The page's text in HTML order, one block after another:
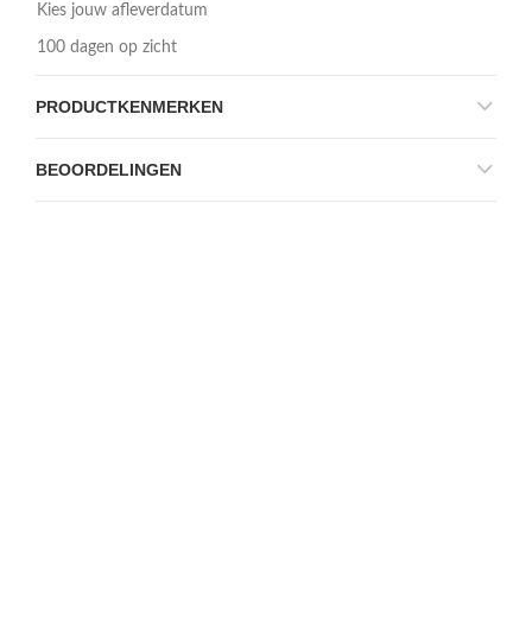
Kies jouw afleverdatum
100 dagen op zicht
PRODUCTKENMERKEN
BEOORDELINGEN